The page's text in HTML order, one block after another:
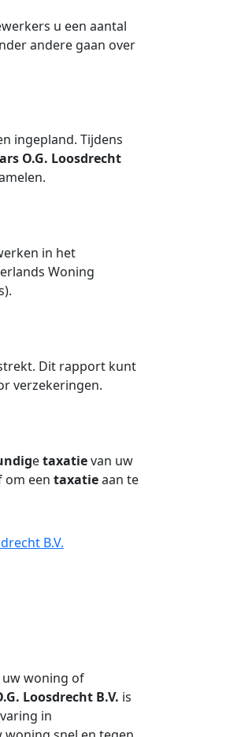
u een aantal
andere gaan over
ingepland. Tijdens
O.G. Loosdrecht
in het
Woning
Dit rapport kunt
verzekeringen.
etaxatievan uw
om een taxatieaan te
B.V.
uw woning of
Loosdrecht B.V. is
in